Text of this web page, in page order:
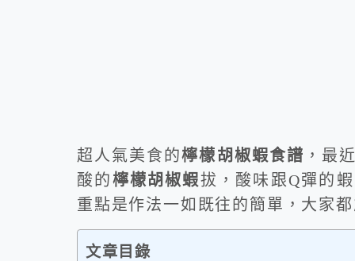
超人氣美食的檸檬胡椒蝦食譜 ，最
酸的檸檬胡椒蝦拔，酸味跟Q彈的
重點是作法一如既往的簡單，大家
文章目錄